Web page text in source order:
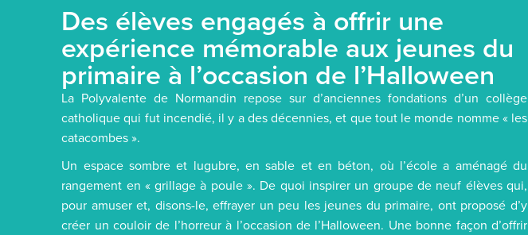
Des élèves engagés à offrir une
expérience mémorable aux jeunes du
primaire à l’occasion de l’Halloween
La Polyvalente de Normandin repose sur d’anciennes fondations d’un collège
catholique qui fut incendié, il y a des décennies, et que tout le monde nomme « les
catacombes ».
Un espace sombre et lugubre, en sable et en béton, où l’école a aménagé du
rangement en « grillage à poule ». De quoi inspirer un groupe de neuf élèves qui,
pour amuser et, disons-le, effrayer un peu les jeunes du primaire, ont proposé d’y
créer un couloir de l’horreur à l’occasion de l’Halloween. Une bonne façon d’offrir